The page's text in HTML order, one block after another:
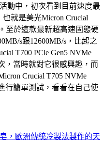
動中，初次看到目前速度最
也就是美光Micron Crucial
至於這款最新超高速固態硬
s跟12600MB/s，比起之
T700 PCle Gen5 NVMe
，當時就對它很感興趣，而
Crucial T705 NVMe
行簡單測試，看看在自己使
，歐洲傳統冷製法製作的天